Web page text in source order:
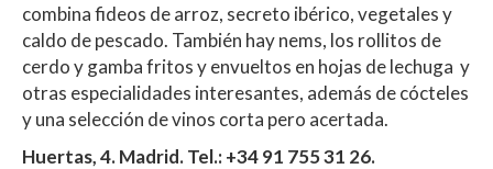
combina fideos de arroz, secreto ibérico, vegetales y
caldo de pescado. También hay nems, los rollitos de
cerdo y gamba fritos y envueltos en hojas de lechuga y
otras especialidades interesantes, además de cócteles
y una selección de vinos corta pero acertada.
Huertas, 4. Madrid. Tel.: +34 91 755 31 26.